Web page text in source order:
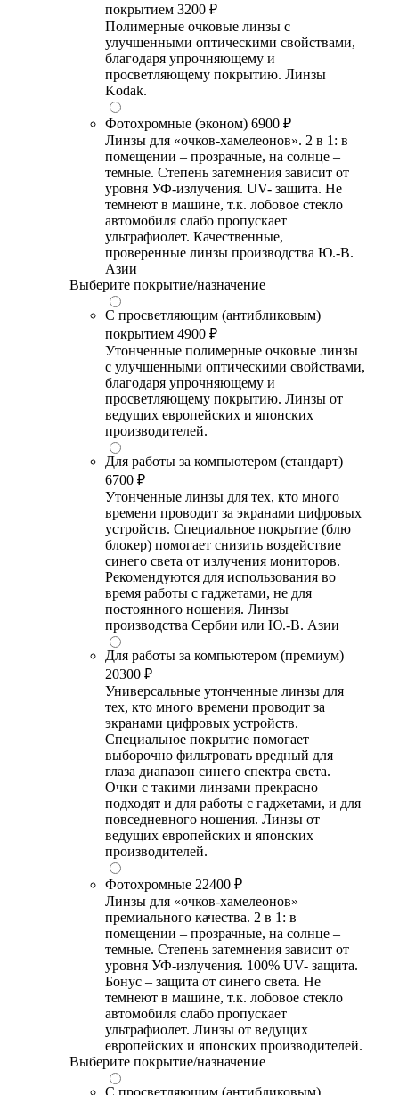
покрытием 3200 ₽
Полимерные очковые линзы с
улучшенными оптическими свойствами,
благодаря упрочняющему и
просветляющему покрытию. Линзы
Kodak.
Фотохромные (эконом) 6900 ₽
Линзы для «очков-хамелеонов». 2 в 1: в
помещении – прозрачные, на солнце –
темные. Степень затемнения зависит от
уровня УФ-излучения. UV- защита. Не
темнеют в машине, т.к. лобовое стекло
автомобиля слабо пропускает
ультрафиолет. Качественные,
проверенные линзы производства Ю.-В.
Азии
Выберите покрытие/назначение
С просветляющим (антибликовым)
покрытием 4900 ₽
Утонченные полимерные очковые линзы
с улучшенными оптическими свойствами,
благодаря упрочняющему и
просветляющему покрытию. Линзы от
ведущих европейских и японских
производителей.
Для работы за компьютером (стандарт)
6700 ₽
Утонченные линзы для тех, кто много
времени проводит за экранами цифровых
устройств. Специальное покрытие (блю
блокер) помогает снизить воздействие
синего света от излучения мониторов.
Рекомендуются для использования во
время работы с гаджетами, не для
постоянного ношения. Линзы
производства Сербии или Ю.-В. Азии
Для работы за компьютером (премиум)
20300 ₽
Универсальные утонченные линзы для
тех, кто много времени проводит за
экранами цифровых устройств.
Специальное покрытие помогает
выборочно фильтровать вредный для
глаза диапазон синего спектра света.
Очки с такими линзами прекрасно
подходят и для работы с гаджетами, и для
повседневного ношения. Линзы от
ведущих европейских и японских
производителей.
Фотохромные 22400 ₽
Линзы для «очков-хамелеонов»
премиального качества. 2 в 1: в
помещении – прозрачные, на солнце –
темные. Степень затемнения зависит от
уровня УФ-излучения. 100% UV- защита.
Бонус – защита от синего света. Не
темнеют в машине, т.к. лобовое стекло
автомобиля слабо пропускает
ультрафиолет. Линзы от ведущих
европейских и японских производителей.
Выберите покрытие/назначение
С просветляющим (антибликовым)